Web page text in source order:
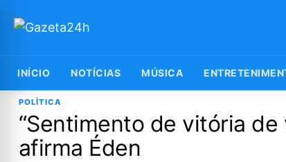
INÍCIO NOTÍCIAS MÚSICA
POLÍTICA
“Sentimento de vitória
afirma Éden